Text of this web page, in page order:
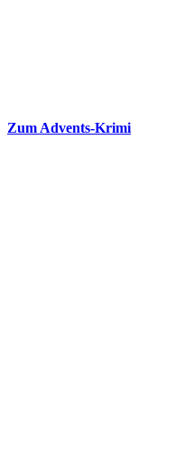
Zum Advents-Krimi